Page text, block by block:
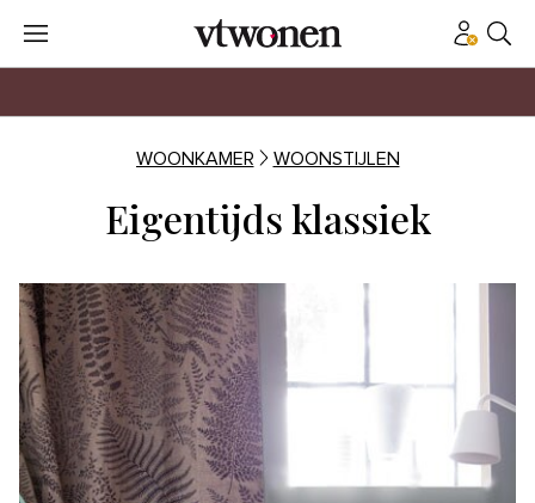
WOONKAMER WOONSTIJLEN
Eigentijds klassiek